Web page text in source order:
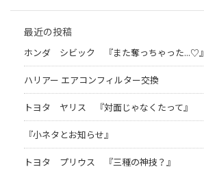
最近の投稿
ホンダ シビック 『また奪っちゃった...♡』
ハリアー エアコンフィルター交換
トヨタ ヤリス 『対面じゃなくたって』
『小ネタとお知らせ』
トヨタ プリウス 『三種の神技？』